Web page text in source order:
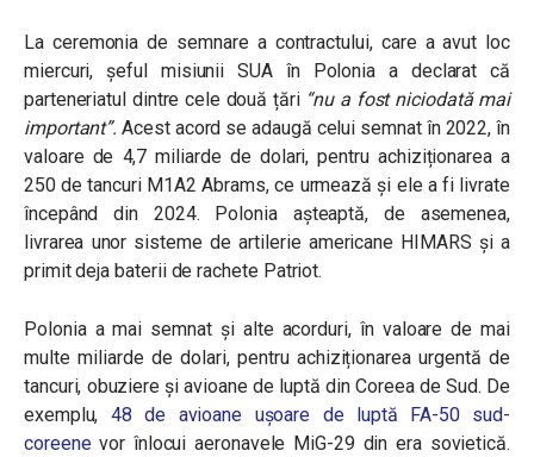
La ceremonia de semnare a contractului, care a avut loc
miercuri, șeful misiunii SUA în Polonia a declarat că
parteneriatul dintre cele două țări “nu a fost niciodată mai
important”.Acest acord se adaugă celui semnat în 2022, în
valoare de 4,7 miliarde de dolari, pentru achiziționarea a
250 de tancuri M1A2 Abrams, ce urmează și ele a fi livrate
începând din 2024. Polonia așteaptă, de asemenea,
livrarea unor sisteme de artilerie americane HIMARS și a
primit deja baterii de rachete Patriot.
Polonia a mai semnat și alte acorduri, în valoare de mai
multe miliarde de dolari, pentru achiziționarea urgentă de
tancuri, obuziere și avioane de luptă din Coreea de Sud. De
exemplu, 48 de avioane ușoare de luptă FA-50 sud-
coreenevor înlocui aeronavele MiG-29 din era sovietică.